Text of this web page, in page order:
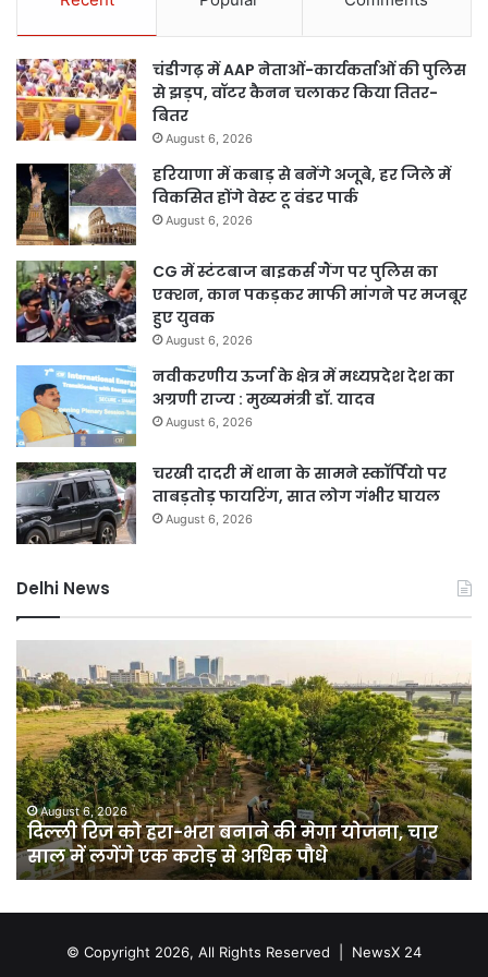
चंडीगढ़ में AAP नेताओं-कार्यकर्ताओं की पुलिस
से झड़प, वॉटर कैनन चलाकर किया तितर-
बितर
August 6, 2026
हरियाणा में कबाड़ से बनेंगे अजूबे, हर जिले में
विकसित होंगे वेस्ट टू वंडर पार्क
August 6, 2026
CG में स्टंटबाज बाइकर्स गैंग पर पुलिस का
एक्शन, कान पकड़कर माफी मांगने पर मजबूर
हुए युवक
August 6, 2026
नवीकरणीय ऊर्जा के क्षेत्र में मध्यप्रदेश देश का
अग्रणी राज्य : मुख्यमंत्री डॉ. यादव
August 6, 2026
चरखी दादरी में थाना के सामने स्कॉर्पियो पर
ताबड़तोड़ फायरिंग, सात लोग गंभीर घायल
August 6, 2026
Delhi News
रिज
को
हरा-
भरा
बनाने
की
मेगा
योजना,
चार
साल
August 6, 2026
दिल्ली रिज को हरा-भरा बनाने की मेगा योजना, चार
साल में लगेंगे एक करोड़ से अधिक पौधे
से
के
बीच
© Copyright 2026, All Rights Reserved | NewsX 24